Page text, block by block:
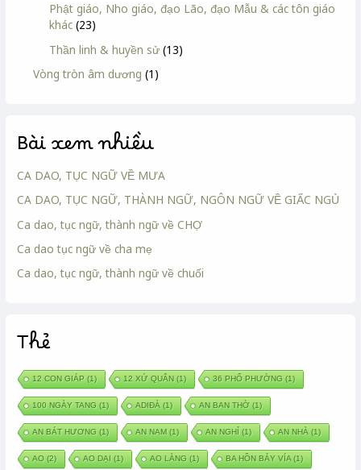
Phật giáo, Nho giáo, đạo Lão, đạo Mẫu & các tôn giáo
khác (23)
Thần linh & huyền sử (13)
Vòng tròn âm dương (1)
Bài xem nhiều
CA DAO, TỤC NGỮ VỀ MƯA
CA DAO, TỤC NGỮ, THÀNH NGỮ, NGÔN NGỮ VỀ GIẤC NGỦ
Ca dao, tục ngữ, thành ngữ về CHỢ
Ca dao tục ngữ về cha mẹ
Ca dao, tục ngữ, thành ngữ về chuối
Thẻ
12 CON GIÁP (1) 12 XỨ QUÂN (1) 36 PHỐ PHƯỜNG (1)
100 NGÀY TANG (1) ADIĐÀ (1) AN BAN THỜ(1)
AN BÁT HƯƠNG (1) AN NAM(1) AN NGHỈ(1) AN NHÀ (1)
AO (2) AO DẠI (1) AO LÀNG (1) BA HỒN BẢY VÍA(1)